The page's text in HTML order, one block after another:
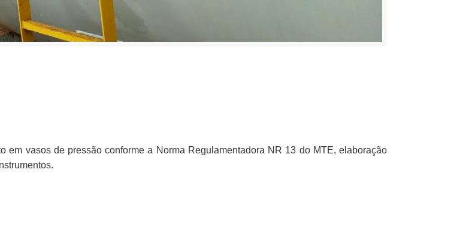
em vasos de pressão conforme a Norma Regulamentadora NR 13 do MTE, elaboração